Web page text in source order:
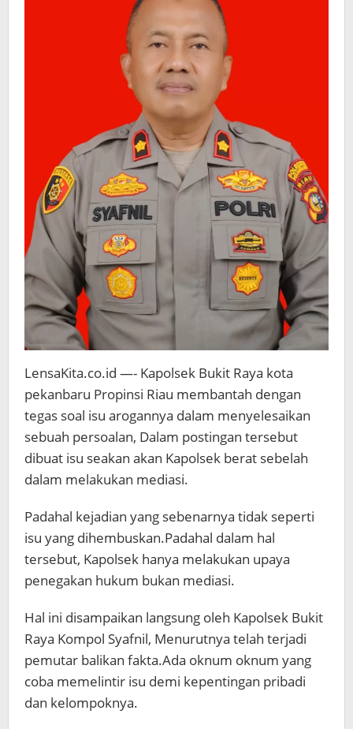
LensaKita.co.id —- Kapolsek Bukit Raya kota
pekanbaru Propinsi Riau membantah dengan
tegas soal isu arogannya dalam menyelesaikan
sebuah persoalan, Dalam postingan tersebut
dibuat isu seakan akan Kapolsek berat sebelah
dalam melakukan mediasi.
Padahal kejadian yang sebenarnya tidak seperti
isu yang dihembuskan.Padahal dalam hal
tersebut, Kapolsek hanya melakukan upaya
penegakan hukum bukan mediasi.
Hal ini disampaikan langsung oleh Kapolsek Bukit
Raya Kompol Syafnil, Menurutnya telah terjadi
pemutar balikan fakta.Ada oknum oknum yang
coba memelintir isu demi kepentingan pribadi
dan kelompoknya.